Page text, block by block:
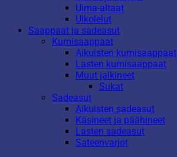
Uima-altaat
Ulkolelut
Saappaat ja sadeasut
Kumisaappaat
Aikuisten kumisaappaat
Lasten kumisaappaat
Muut jalkineet
Sukat
Sadeasut
Aikuisten sadeasut
Käsineet ja päähineet
Lasten sadeasut
Sateenvarjot